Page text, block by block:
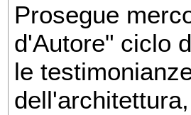
Prosegue
d'Autore" ciclo
le